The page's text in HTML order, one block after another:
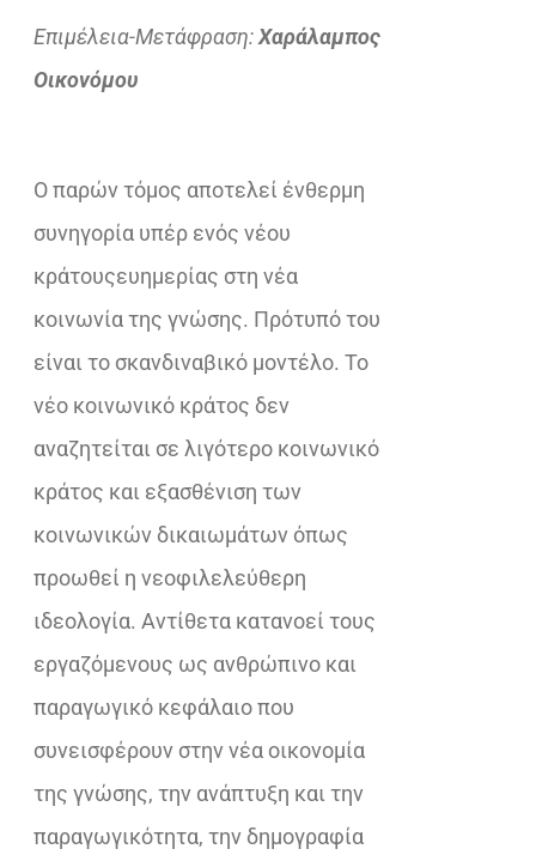
Επιμέλεια-Μετάφραση:Χαράλαμπος
Οικονόμου
Ο παρών τόμος αποτελεί ένθερμη
συνηγορία υπέρ ενός νέου
κράτουςευημερίας στη νέα
κοινωνία της γνώσης. Πρότυπό του
είναι το σκανδιναβικό μοντέλο. Το
νέο κοινωνικό κράτος δεν
αναζητείται σε λιγότερο κοινωνικό
κράτος και εξασθένιση των
κοινωνικών δικαιωμάτων όπως
προωθεί η νεοφιλελεύθερη
ιδεολογία. Αντίθετα κατανοεί τους
εργαζόμενους ως ανθρώπινο και
παραγωγικό κεφάλαιο που
συνεισφέρουν στην νέα οικονομία
της γνώσης, την ανάπτυξη και την
παραγωγικότητα, την δημογραφία